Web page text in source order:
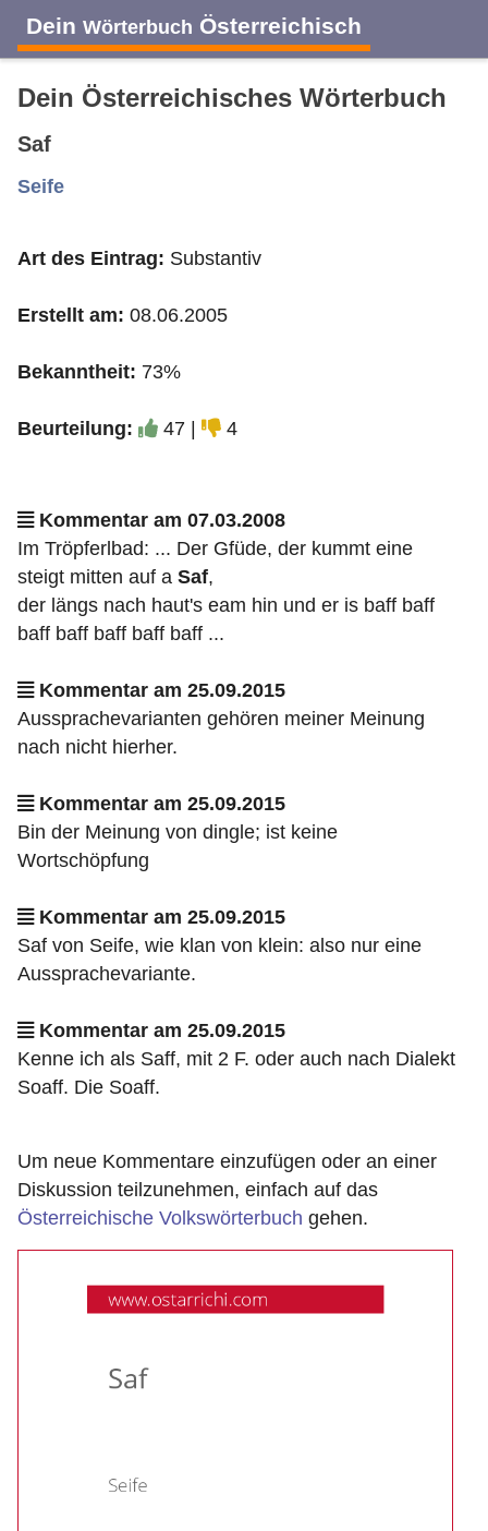
Dein Wörterbuch Österreichisch
A
J K L M N
Dein Österreichisches Wörterbuch
Saf
Seife
Art des Eintrag: Substantiv
Erstellt am: 08.06.2005
Bekanntheit: 73%
Beurteilung: 47 | 4
Kommentar am 07.03.2008
Im Tröpferlbad: ... Der Gfüde, der kummt eine
steigt mitten auf a Saf,
der längs nach haut's eam hin und er is baff baff
baff baff baff baff baff ...
Kommentar am 25.09.2015
Aussprachevarianten gehören meiner Meinung
nach nicht hierher.
Kommentar am 25.09.2015
Bin der Meinung von dingle; ist keine
Wortschöpfung
Kommentar am 25.09.2015
Saf von Seife, wie klan von klein: also nur eine
Aussprachevariante.
Kommentar am 25.09.2015
Kenne ich als Saff, mit 2 F. oder auch nach Dialekt
Soaff. Die Soaff.
Um neue Kommentare einzufügen oder an einer
Diskussion teilzunehmen, einfach auf das
Österreichische Volkswörterbuch gehen.